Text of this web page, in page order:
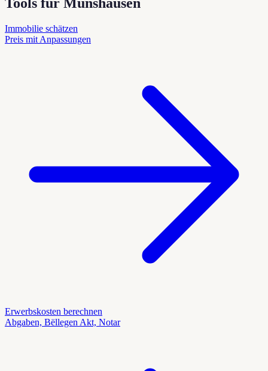
Immobilie schätzen
Preis mit Anpassungen
Erwerbskosten berechnen
Abgaben, Bëllegen Akt, Notar